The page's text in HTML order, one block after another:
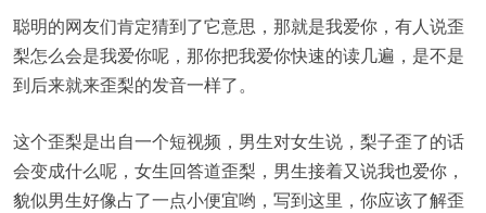
聪明的网友们肯定猜到了它意思，那就是我爱你，有人说歪
梨怎么会是我爱你呢，那你把我爱你快速的读几遍，是不是
到后来就来歪梨的发音一样了。
这个歪梨是出自一个短视频，男生对女生说，梨子歪了的话
会变成什么呢，女生回答道歪梨，男生接着又说我也爱你，
貌似男生好像占了一点小便宜哟，写到这里，你应该了解歪